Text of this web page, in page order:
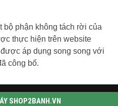
bộ phận không tách rời của
thực hiện trên website
áp dụng song song với
công bố.
SHOP2BANH.VN